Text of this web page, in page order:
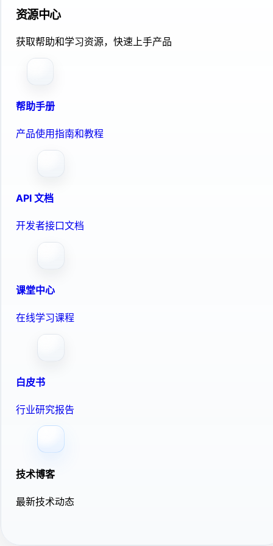
资源中心
获取帮助和学习资源，快速上手产品
帮助手册
产品使用指南和教程
API 文档
开发者接口文档
课堂中心
在线学习课程
白皮书
行业研究报告
技术博客
最新技术动态